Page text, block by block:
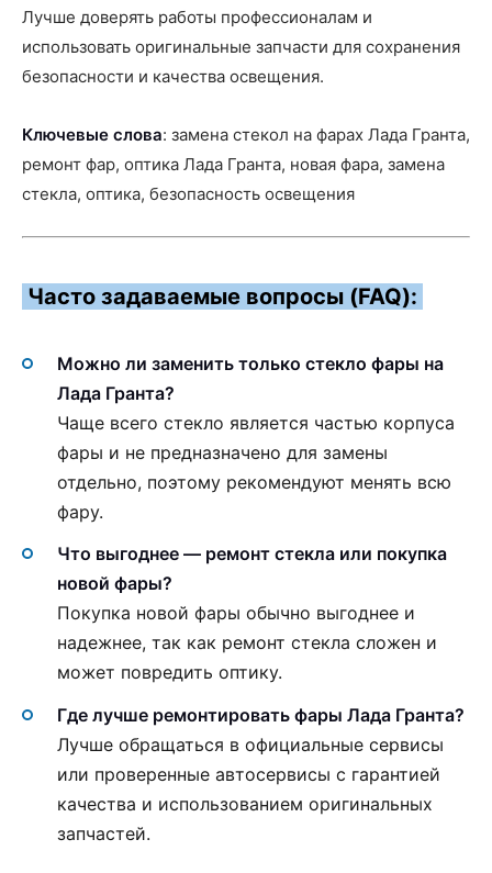
Лучше доверять работы профессионалам и
использовать оригинальные запчасти для сохранения
безопасности и качества освещения.
Ключевые слова: замена стекол на фарах Лада Гранта,
ремонт фар, оптика Лада Гранта, новая фара, замена
стекла, оптика, безопасность освещения
Часто задаваемые вопросы (FAQ):
Можно ли заменить только стекло фары на
Лада Гранта?
Чаще всего стекло является частью корпуса
фары и не предназначено для замены
отдельно, поэтому рекомендуют менять всю
фару.
Что выгоднее — ремонт стекла или покупка
новой фары?
Покупка новой фары обычно выгоднее и
надежнее, так как ремонт стекла сложен и
может повредить оптику.
Где лучше ремонтировать фары Лада Гранта?
Лучше обращаться в официальные сервисы
или проверенные автосервисы с гарантией
качества и использованием оригинальных
запчастей.